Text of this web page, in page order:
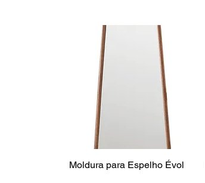
Moldura para Espelho Évol